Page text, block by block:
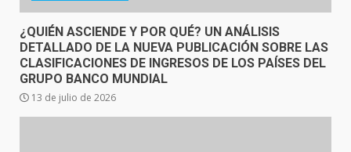
¿QUIÉN ASCIENDE Y POR QUÉ? UN ANÁLISIS
DETALLADO DE LA NUEVA PUBLICACIÓN SOBRE LAS
CLASIFICACIONES DE INGRESOS DE LOS PAÍSES DEL
GRUPO BANCO MUNDIAL
13 de julio de 2026